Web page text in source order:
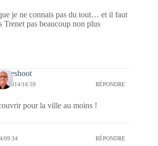
je ne connais pas du tout… et il faut
Trenet pas beaucoup non plus
2014/16:59 RÉPONDRE
pour la ville au moins !
09:34 RÉPONDRE